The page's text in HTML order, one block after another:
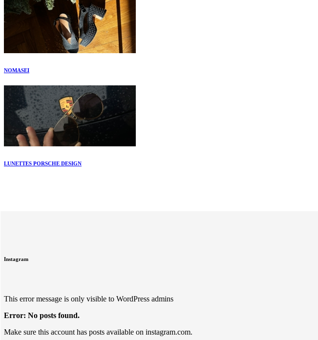
NOMASEI
LUNETTES PORSCHE DESIGN
Instagram
This error message is only visible to WordPress admins
Error: No posts found.
Make sure this account has posts available on instagram.com.